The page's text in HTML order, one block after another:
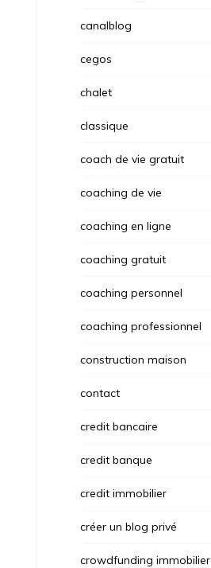
canalblog
cegos
chalet
classique
coach de vie gratuit
coaching de vie
coaching en ligne
coaching gratuit
coaching personnel
coaching professionnel
construction maison
contact
credit bancaire
credit banque
credit immobilier
créer un blog privé
crowdfunding immobilier